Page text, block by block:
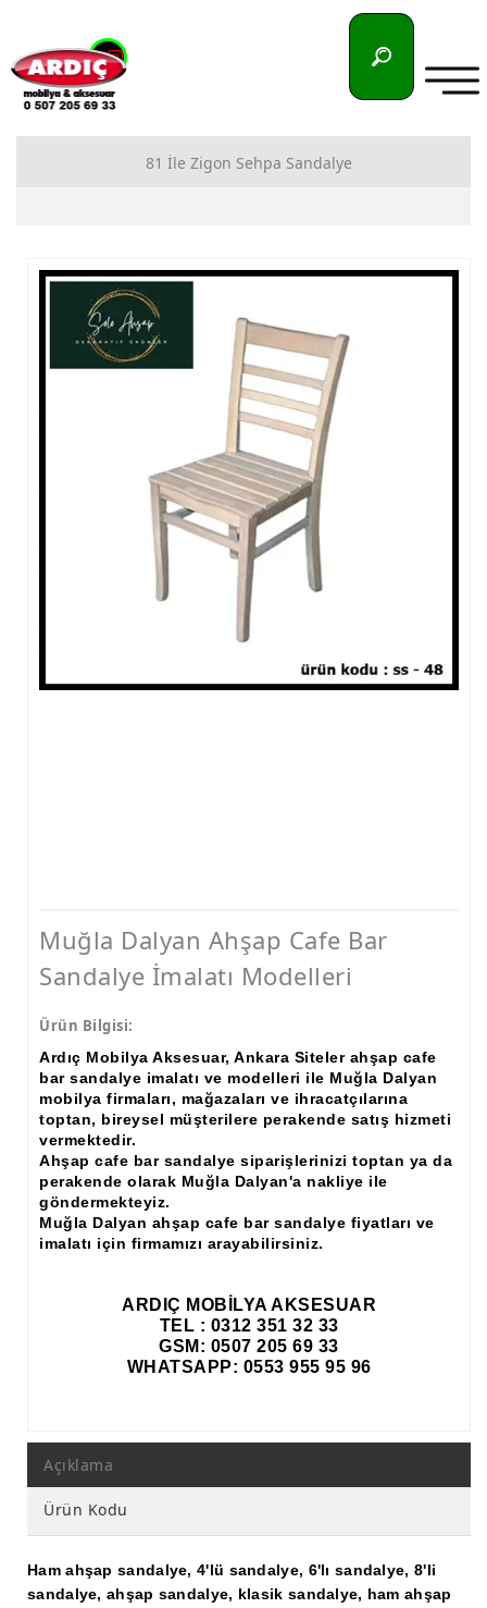
81 İle Zigon Sehpa Sandalye
Muğla Dalyan Ahşap Cafe Bar
Sandalye İmalatı Modelleri
Ürün Bilgisi:
Ardıç Mobilya Aksesuar, Ankara Siteler ahşap cafe
bar sandalye imalatı ve modelleri ile Muğla Dalyan
mobilya firmaları, mağazaları ve ihracatçılarına
toptan, bireysel müşterilere perakende satış hizmeti
vermektedir.
Ahşap cafe bar sandalye siparişlerinizi toptan ya da
perakende olarak Muğla Dalyan'a nakliye ile
göndermekteyiz.
Muğla Dalyan ahşap cafe bar sandalye fiyatları ve
imalatı için firmamızı arayabilirsiniz.
ARDIÇ MOBİLYA AKSESUAR
TEL : 0312 351 32 33
GSM: 0507 205 69 33
WHATSAPP: 0553 955 95 96
Açıklama
Ürün Kodu
Ham ahşap sandalye, 4'lü sandalye, 6'lı sandalye, 8'li
sandalye, ahşap sandalye, klasik sandalye, ham ahşap